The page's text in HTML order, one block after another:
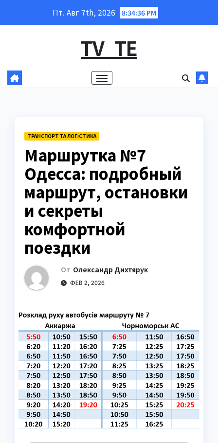
Пт. Авг 7th, 2026 8:34:37 PM
TV_TE
ТРАНСПОРТ ТА ЛОГІСТИКА
Маршрутка №7
Одесса: подробный
маршрут, остановки
и секреты
комфортной
поездки
От Олександр Дихтярук
ФЕВ 2, 2026